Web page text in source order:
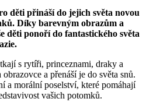
děti přináší do jejich světa novou⁤
⁣Díky barevným ‍obrazům ‌a
děti ponoří do fantastického​ světa
s⁤ rytíři, princeznami, ⁤draky a
a přenáší je​ do světa snů.
a morální poselství, které pomáhají
vašich⁤ potomků.